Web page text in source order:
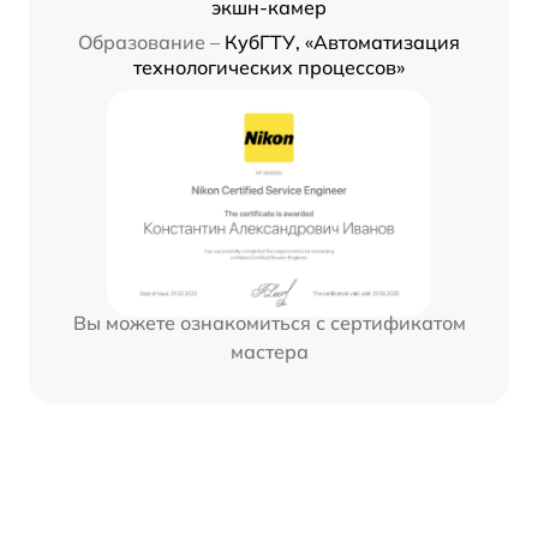
экшн-камер
Образование – КубГТУ, «Автоматизация
технологических процессов»
Вы можете ознакомиться с сертификатом
мастера